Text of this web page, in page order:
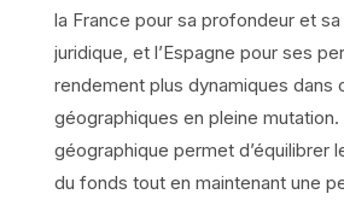
la France pour sa profondeur et
juridique, et l’Espagne pour ses
rendement plus dynamiques dans
géographiques en pleine mutation.
géographique permet d’équilibrer
du fonds tout en maintenant une